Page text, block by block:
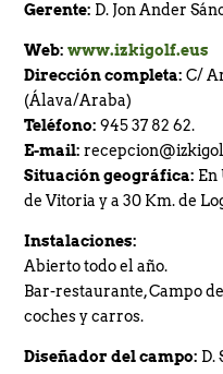
Consulte horarios
Jaizkibel Memorial
Gerente: D. Jon Ander
Web:www.izkigolf.eus
Dirección completa: C/
(Álava/Araba)
Teléfono: 945 37 82 62.
E-mail:
Situación geográfica: En
de Vitoria y a 30 Km. de
Instalaciones:
Abierto todo el año.
Bar-restaurante, Campo
coches y carros.
Diseñador del campo: D.